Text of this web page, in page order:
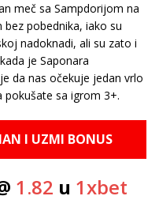
meč sa Sampdorijom na
pobednika, iako su
nadoknadi, ali su zato i
je Saponara
da nas očekuje jedan vrlo
sa igrom 3+.
I UZMI BONUS
1.82 u 1xbet